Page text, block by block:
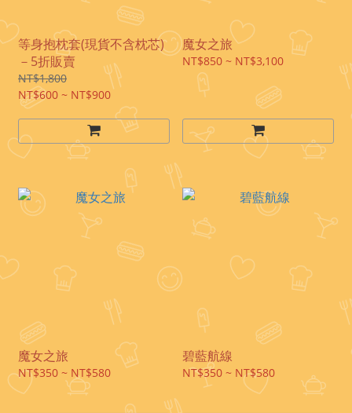
等身抱枕套(現貨不含枕芯)
－5折販賣
NT$1,800
NT$600 ~ NT$900
魔女之旅
NT$850 ~ NT$3,100
魔女之旅
NT$350 ~ NT$580
碧藍航線
NT$350 ~ NT$580